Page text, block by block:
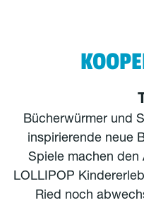
Bücherwürmer und
inspirierende neue
Spiele machen den
LOLLIPOP
Ried noch